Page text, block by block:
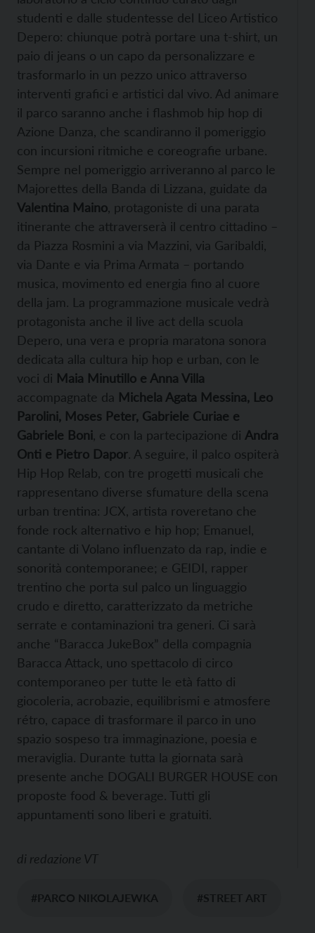
studenti e dalle studentesse del Liceo Artistico
Depero: chiunque potrà portare una t-shirt, un
paio di jeans o un capo da personalizzare e
trasformarlo in un pezzo unico attraverso
interventi grafici e artistici dal vivo. Ad animare
il parco saranno anche i flashmob hip hop di
Azione Danza, che scandiranno il pomeriggio
con incursioni ritmiche e coreografie urbane.
Sempre nel pomeriggio arriveranno al parco le
Majorettes della Banda di Lizzana, guidate da
Valentina Maino , protagoniste di una parata
itinerante che attraverserà il centro cittadino –
da Piazza Rosmini a via Mazzini, via Garibaldi,
via Dante e via Prima Armata – portando
musica, movimento ed energia fino al cuore
della jam. La programmazione musicale vedrà
protagonista anche il live act della scuola
Depero, una vera e propria maratona sonora
dedicata alla cultura hip hop e urban, con le
voci di Maia Minutillo e Anna Villa
accompagnate da Michela Agata Messina, Leo
Parolini, Moses Peter, Gabriele Curiae e
Gabriele Boni , e con la partecipazione di Andra
Onti e Pietro Dapor. A seguire, il palco ospiterà
Hip Hop Relab, con tre progetti musicali che
rappresentano diverse sfumature della scena
urban trentina: JCX, artista roveretano che
fonde rock alternativo e hip hop; Emanuel,
cantante di Volano influenzato da rap, indie e
sonorità contemporanee; e GEIDI, rapper
trentino che porta sul palco un linguaggio
crudo e diretto, caratterizzato da metriche
serrate e contaminazioni tra generi. Ci sarà
anche “Baracca JukeBox” della compagnia
Baracca Attack, uno spettacolo di circo
contemporaneo per tutte le età fatto di
giocoleria, acrobazie, equilibrismi e atmosfere
rétro, capace di trasformare il parco in uno
spazio sospeso tra immaginazione, poesia e
meraviglia. Durante tutta la giornata sarà
presente anche DOGALI BURGER HOUSE con
proposte food & beverage. Tutti gli
appuntamenti sono liberi e gratuiti.
di redazione VT
#PARCO NIKOLAJEWKA #STREET ART